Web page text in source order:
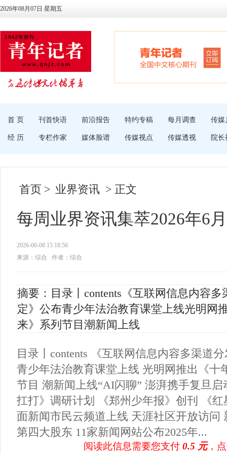
2026年08月07日 星期五
首 页 刊首快语 前沿报告 特约专稿 每月调查 传媒
经 历 专栏作家 媒体脸谱 传媒视点 传媒透视 院长
首页 > 业界资讯 > 正文
每周业界资讯集萃2026年6
2026-06-08 15:18:56
来源：综合
作者：综合
摘要：目录丨contents《互联网信息内容
定》公布青少年法治教育课堂上线光明网
来》系列节目潮新闻上线
目录丨contents 《互联网信息内容多渠道
青少年法治教育课堂上线 光明网推出《十
节目 潮新闻上线“AI闪聊” 澎湃携手复旦
扛打》调研计划 《郑州少年报》创刊 《
面新闻市民云频道上线 天涯社区开放访问
第四大股东 11家新闻网站公布2025年...
阅读此信息需要您支付 0.5 元，